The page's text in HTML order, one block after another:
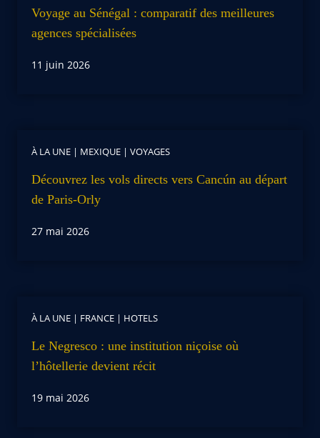
Voyage au Sénégal : comparatif des meilleures
agences spécialisées
11 juin 2026
À LA UNE | MEXIQUE | VOYAGES
Découvrez les vols directs vers Cancún au départ
de Paris-Orly
27 mai 2026
À LA UNE | FRANCE | HOTELS
Le Negresco : une institution niçoise où
l’hôtellerie devient récit
19 mai 2026